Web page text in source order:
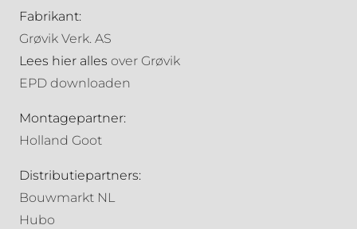
Fabrikant:
Grøvik Verk. AS
Lees hier alles over Grøvik
EPD downloaden
Montagepartner:
Holland Goot
Distributiepartners:
Bouwmarkt NL
Hubo